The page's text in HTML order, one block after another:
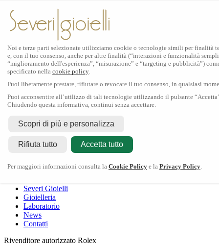
Rolex
Rolex Certified Pre-Owned
Tudor
La collezioneTudor shop
Dodo
Severi Gioielli
Gioielleria
Laboratorio
News
Contatti
Rivenditore autorizzato Rolex
Scopri Rolex
Orologi Rolex
Nuovi modelli 2026
Accessori Rolex
L'arte dell'orologeria
Manutenzione
Oyster Story
Contattaci
Noi e terze parti selezionate utilizziamo cookie o tecnologie simili per finalità
e, con il tuo consenso, anche per altre finalità (“interazioni e funzionalità
“miglioramento dell'esperienza”, “misurazione” e “targeting e pubblicità”)
specificato nella cookie policy.
Puoi liberamente prestare, rifiutare o revocare il tuo consenso, in qualsiasi
Puoi acconsentire all’utilizzo di tali tecnologie utilizzando il pulsante
Chiudendo questa informativa, continui senza accettare.
Scopri di più e personalizza
Rifiuta tutto Accetta tutto
Per maggiori informazioni consulta la Cookie Policy e la Privacy Policy.